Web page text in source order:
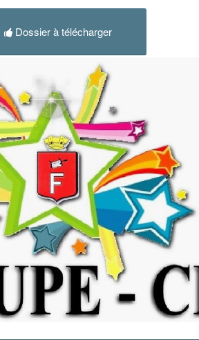
Dossier à télécharger